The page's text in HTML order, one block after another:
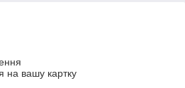
на вашу картку